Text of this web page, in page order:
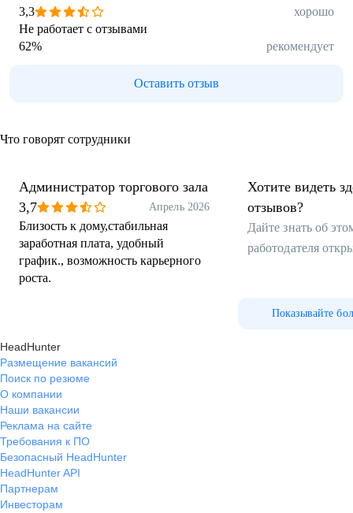
3,3
хорошо
Не работает с отзывами
62% рекомендует
Оставить отзыв
Что говорят сотрудники
Администратор торгового зала
3,7
Апрель 2026
Близость к дому,стабильная
заработная плата, удобный
график., возможность карьерного
роста.
Хотите видеть
отзывов?
Дайте знать об
работодателя
Показывайте
HeadHunter
Размещение вакансий
Поиск по резюме
О компании
Наши вакансии
Реклама на сайте
Требования к ПО
Безопасный HeadHunter
HeadHunter API
Партнерам
Инвесторам